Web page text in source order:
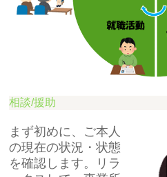
相談/援助
まず初めに、ご本人
の現在の状況・状態
を確認します。リラ